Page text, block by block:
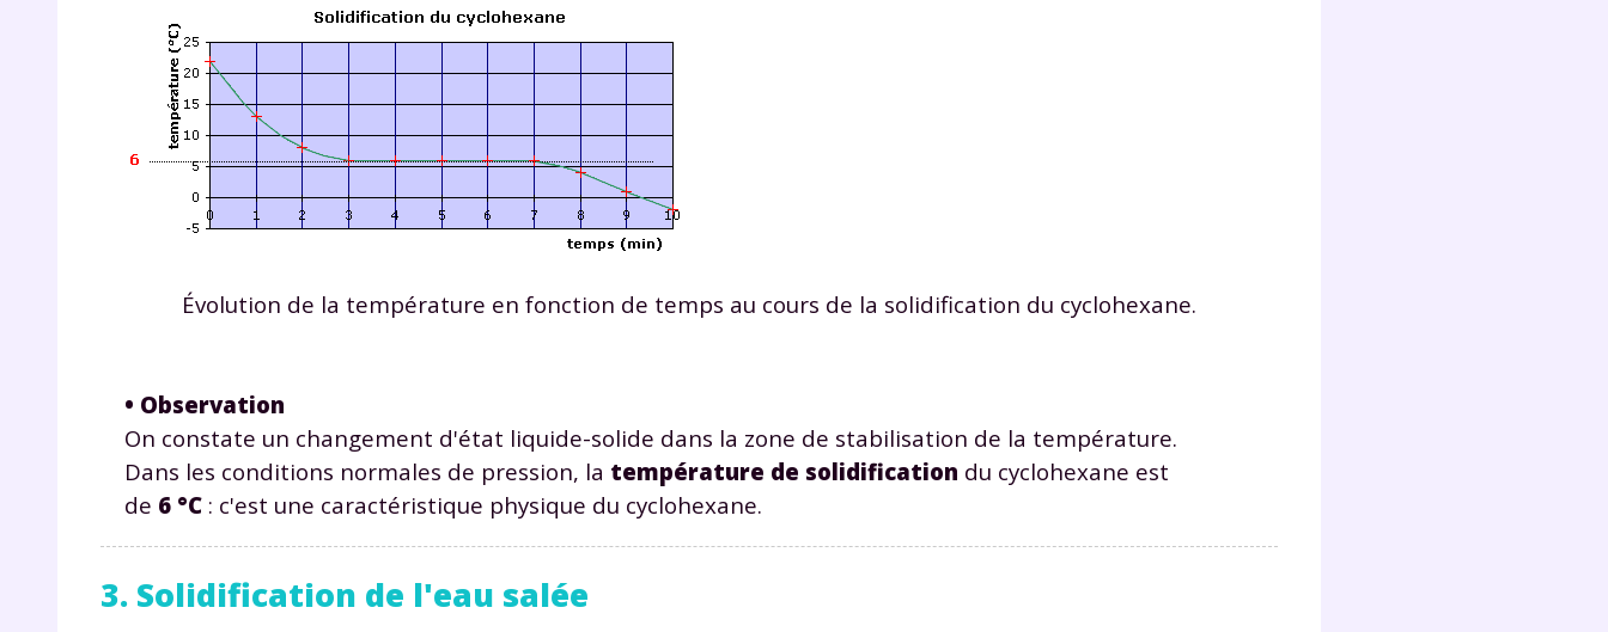
Évolution de la température en fonction de temps au cours de la solidification du cyclohexane.
• Observation
On constate un changement d'état liquide-solide dans la zone de stabilisation de la température.
Dans les conditions normales de pression, la température de solidification du cyclohexane est
de 6 °C : c'est une caractéristique physique du cyclohexane.
3. Solidification de l'eau salée
Fiches de cours et vidéos
exercices corrigés
podcasts de révisions
Unespace dédié aux
parentspour suivre les
progrès
* Votre code d'accès sera envoyé à cette adresse e-mail. En renseignant votre e-mail, vous
J’accepte de recevoir les actualités et des communications de la
part de myMaxicours.
Votre adresse e-mail sera exclusivement utilisée pour vous envoyer notre
désinscription présent dans chaque newsletter. Pour en savoir plus sur la gestion